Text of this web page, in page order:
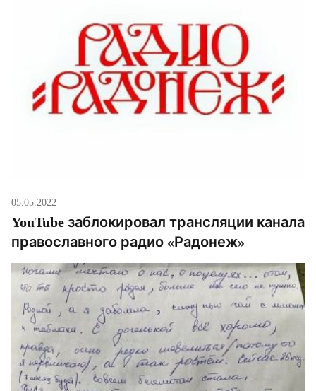
05.05.2022
YouTube заблокировал трансляции канала
православного радио «Радонеж»